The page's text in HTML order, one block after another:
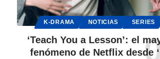
K-DRAMA NOTICIAS SERIES
‘Teach You a Lesson’: el
fenómeno de Netflix desde